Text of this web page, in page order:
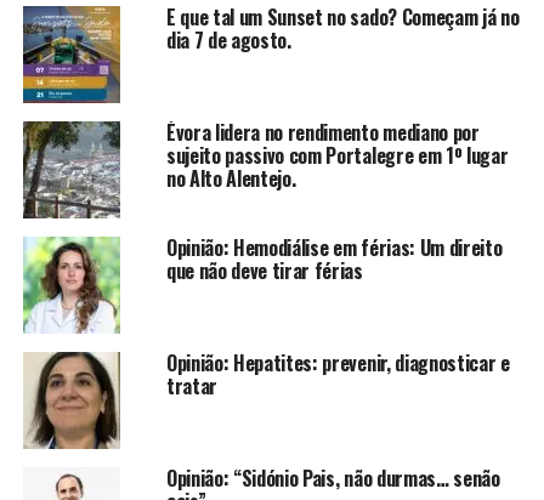
E que tal um Sunset no sado? Começam já no
dia 7 de agosto.
Évora lidera no rendimento mediano por
sujeito passivo com Portalegre em 1º lugar
no Alto Alentejo.
Opinião: Hemodiálise em férias: Um direito
que não deve tirar férias
Opinião: Hepatites: prevenir, diagnosticar e
tratar
Opinião: “Sidónio Pais, não durmas… senão